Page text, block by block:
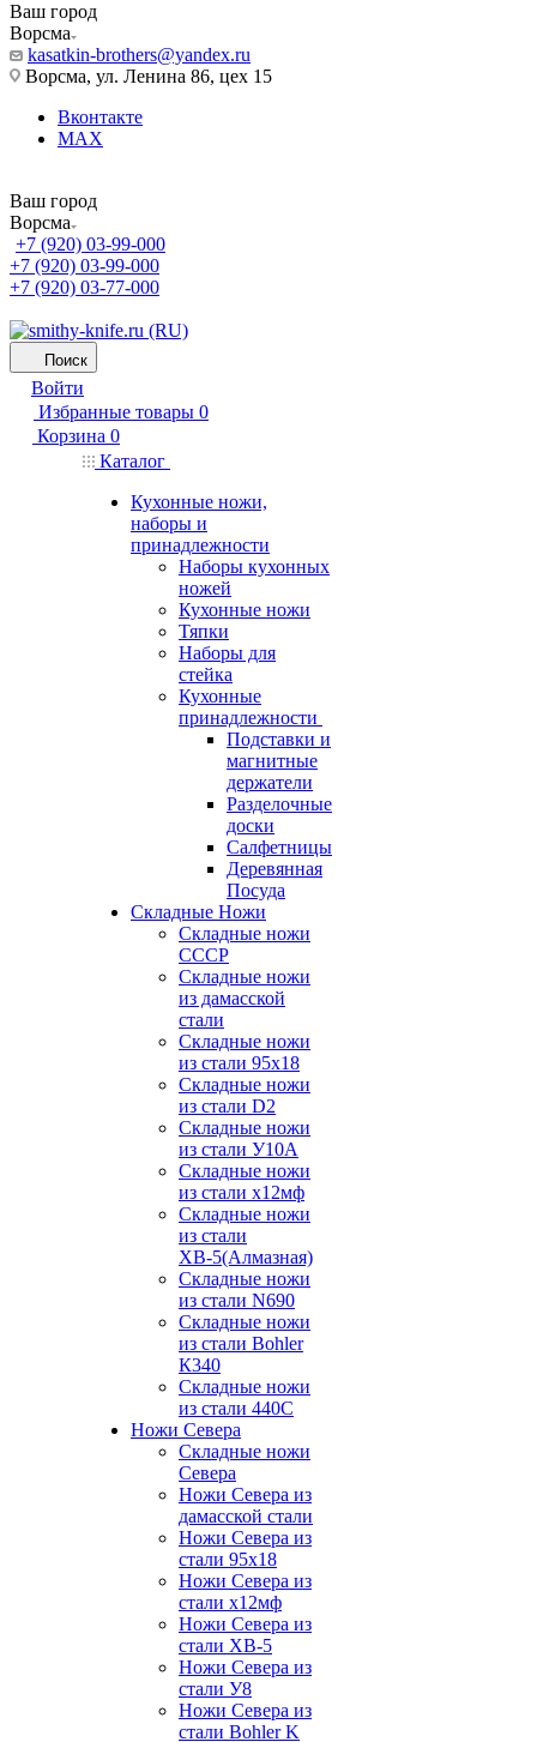
Ваш город
Ворсма
kasatkin-brothers@yandex.ru
Ворсма, ул. Ленина 86, цех 15
Вконтакте
MAX
Ваш город
Ворсма
+7 (920) 03-99-000
+7 (920) 03-99-000
+7 (920) 03-77-000
Поиск
Войти
Избранные товары 0
Корзина 0
Каталог
Кухонные ножи,
наборы и
принадлежности
Наборы кухонных
ножей
Кухонные ножи
Тяпки
Наборы для
стейка
Кухонные
принадлежности
Подставки и
магнитные
держатели
Разделочные
доски
Салфетницы
Деревянная
Посуда
Складные Ножи
Cкладные ножи
СССР
Складные ножи
из дамасской
стали
Складные ножи
из стали 95х18
Складные ножи
из стали D2
Складные ножи
из стали У10А
Складные ножи
из стали х12мф
Складные ножи
из стали
ХВ-5(Алмазная)
Складные ножи
из стали N690
Складные ножи
из стали Bohler
К340
Складные ножи
из стали 440С
Ножи Севера
Складные ножи
Севера
Ножи Севера из
дамасской стали
Ножи Севера из
стали 95х18
Ножи Севера из
стали х12мф
Ножи Севера из
стали ХВ-5
Ножи Севера из
стали У8
Ножи Севера из
стали Bohler K